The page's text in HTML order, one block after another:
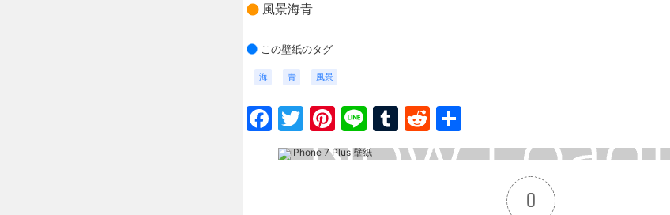
風景海青
この壁紙のタグ
海 青 風景
Facebook
Twitter
Pinterest
LineTumblr
Reddit
有
0